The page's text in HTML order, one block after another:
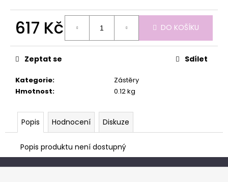
617 Kč
cena:
DO KOŠÍKU
Kategorie:
Zástěry
Hmotnost: 0.12 kg
Zeptat se Sdílet
Popis Hodnocení Diskuze
Popis produktu není dostupný
Z